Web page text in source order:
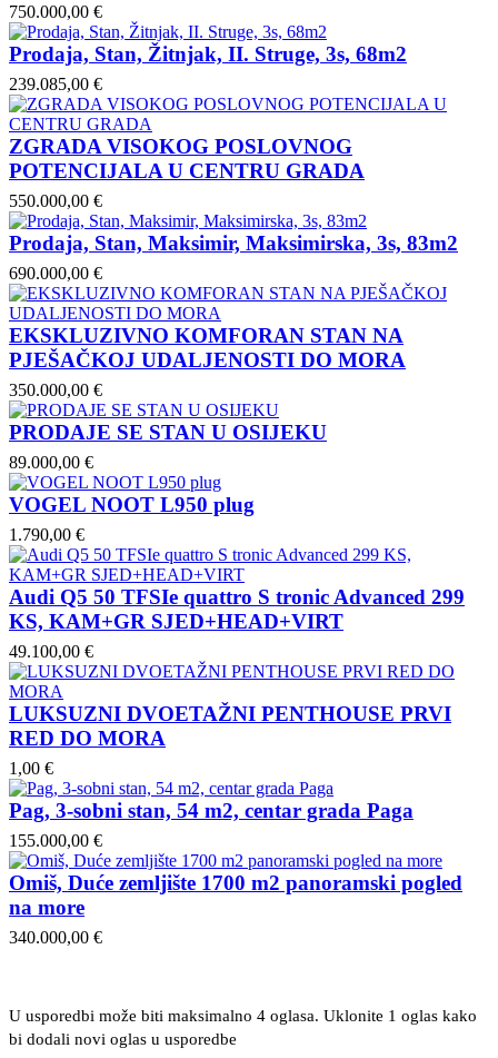
750.000,00 €
Prodaja, Stan, Žitnjak, II. Struge, 3s, 68m2
239.085,00 €
ZGRADA VISOKOG POSLOVNOG
POTENCIJALA U CENTRU GRADA
550.000,00 €
Prodaja, Stan, Maksimir, Maksimirska, 3s, 83m2
690.000,00 €
EKSKLUZIVNO KOMFORAN STAN NA
PJEŠAČKOJ UDALJENOSTI DO MORA
350.000,00 €
PRODAJE SE STAN U OSIJEKU
89.000,00 €
VOGEL NOOT L950 plug
1.790,00 €
Audi Q5 50 TFSIe quattro S tronic Advanced 299
KS, KAM+GR SJED+HEAD+VIRT
49.100,00 €
LUKSUZNI DVOETAŽNI PENTHOUSE PRVI
RED DO MORA
1,00 €
Pag, 3-sobni stan, 54 m2, centar grada Paga
155.000,00 €
Omiš, Duće zemljište 1700 m2 panoramski pogled
na more
340.000,00 €
U usporedbi može biti maksimalno 4 oglasa. Uklonite 1 oglas kako
bi dodali novi oglas u usporedbe